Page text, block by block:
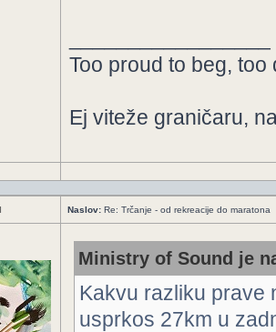
Too proud to beg,
Ej viteže graničaru,
Naslov: Re: Trčanje - od rekreacije do maratona
Ministry of Sound je
Kakvu razliku prave
usprkos 27km u